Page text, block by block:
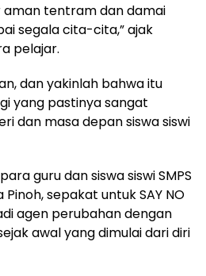
aman tentram dan damai
segala cita-cita,” ajak
pelajar.
dan yakinlah bahwa itu
yang pastinya sangat
dan masa depan siswa siswi
guru dan siswa siswi SMPS
sepakat untuk SAY NO
agen perubahan dengan
awal yang dimulai dari diri